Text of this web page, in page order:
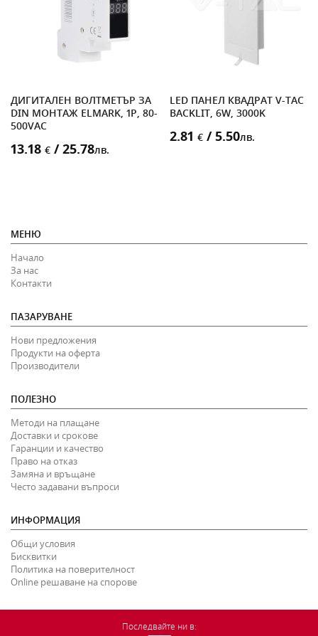
ДИГИТАЛЕН ВОЛТМЕТЪР ЗА
DIN МОНТАЖ ELMARK, 1P, 80-
500VAC
13.18 € / 25.78лв.
LED ПАНЕЛ КВАДРАТ V-TAC
BACKLIT, 6W, 3000K
2.81 € / 5.50лв.
МЕНЮ
Начало
За нас
Контакти
ПАЗАРУВАНЕ
Нови предложения
Продукти на оферта
Производители
ПОЛЕЗНО
Методи на плащане
Доставки и срокове
Гаранции и качество
Право на отказ
Замяна и връщане
Често задавани въпроси
ИНФОРМАЦИЯ
Общи условия
Бисквитки
Политика на поверителност
Online решаване на спорове
Последвайте ни в: